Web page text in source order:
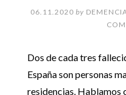
06.11.2020 by
Dos de cada tres
España son personas
residencias. Hablamos